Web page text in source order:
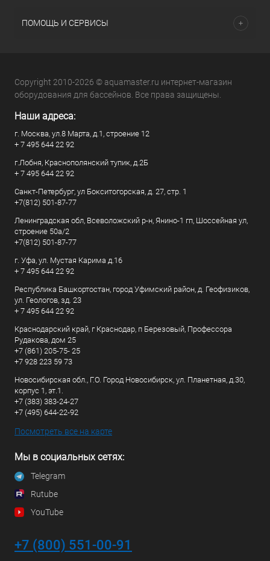
ПОМОЩЬ И СЕРВИСЫ
Copyright 2010-2026 © aquamaster.ru интернет-магазин
оборудования для бассейнов. Все права защищены.
Наши адреса:
г. Москва, ул.8 Марта, д.1, строение 12
+ 7 495 644 22 92
г.Лобня, Краснополянский тупик, д.2Б
+ 7 495 644 22 92
Санкт-Петербург, ул Бокситогорская, д. 27, стр. 1
+7(812) 501-87-77
Ленинградская обл, Всеволожский р-н, Янино-1 гп, Шоссейная ул,
строение 50а/2
+7(812) 501-87-77
г. Уфа, ул. Мустая Карима д.16
+ 7 495 644 22 92
Республика Башкортостан, город Уфимский район, д. Геофизиков,
ул. Геологов, зд. 23
+ 7 495 644 22 92
Краснодарский край, г Краснодар, п Березовый, Профессора
Рудакова, дом 25
+7 (861) 205-75- 25
+7 928 223 59 73
Новосибирская обл., Г.О. Город Новосибирск, ул. Планетная, д.30,
корпус 1, эт.1.
+7 (383) 383-24-27
+7 (495) 644-22-92
Посмотреть все на карте
Мы в социальных сетях:
Telegram
Rutube
YouTube
+7 (800) 551-00-91